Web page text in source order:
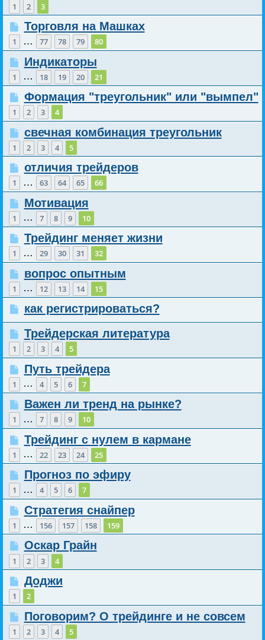
1 2 3
Торговля на Машках
1 … 77 78 79 80
Индикаторы
1 … 18 19 20 21
Формация "треугольник" или "вымпел"
1 2 3 4
свечная комбинация треугольник
1 2 3 4 5
отличия трейдеров
1 … 63 64 65 66
Мотивация
1 … 7 8 9 10
Трейдинг меняет жизни
1 … 29 30 31 32
вопрос опытным
1 … 12 13 14 15
как регистрироваться?
Трейдерская литература
1 2 3 4 5
Путь трейдера
1 … 4 5 6 7
Важен ли тренд на рынке?
1 … 7 8 9 10
Трейдинг с нулем в кармане
1 … 22 23 24 25
Прогноз по эфиру
1 … 4 5 6 7
Стратегия снайпер
1 … 156 157 158 159
Оскар Грайн
1 2 3 4
Доджи
1 2
Поговорим? О трейдинге и не совсем
1 2 3 4 5